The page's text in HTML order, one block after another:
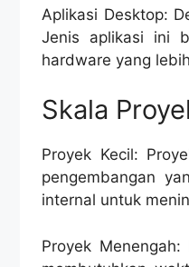
Aplikasi Desktop:
Jenis aplikasi ini
hardware yang
Skala
Proyek Kecil:
pengembangan
internal untuk
Proyek